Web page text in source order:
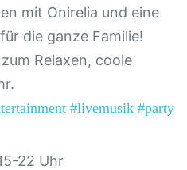
mit Onirelia und eine
die ganze Familie!
Relaxen, coole
#livemusik #party
22 Uhr